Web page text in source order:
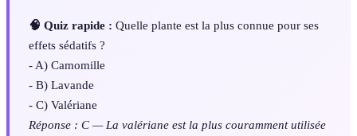
🧠 Quiz rapide : Quelle plante est la plus connue pour ses
effets sédatifs ?
- A) Camomille
- B) Lavande
- C) Valériane
Réponse : C — La valériane est la plus couramment utilisée